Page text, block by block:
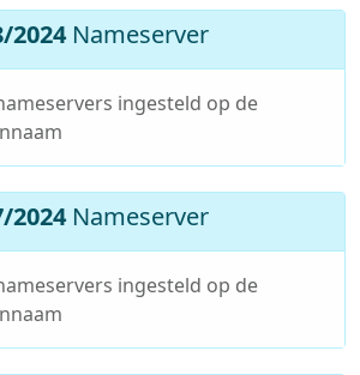
2024 Nameserver
ingesteld op de
2024 Nameserver
ingesteld op de